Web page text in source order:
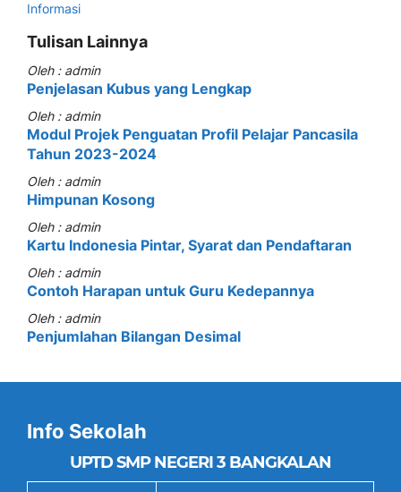
Informasi
Tulisan Lainnya
Oleh : admin
Penjelasan Kubus yang Lengkap
Oleh : admin
Modul Projek Penguatan Profil Pelajar Pancasila
Tahun 2023-2024
Oleh : admin
Himpunan Kosong
Oleh : admin
Kartu Indonesia Pintar, Syarat dan Pendaftaran
Oleh : admin
Contoh Harapan untuk Guru Kedepannya
Oleh : admin
Penjumlahan Bilangan Desimal
Info Sekolah
UPTD SMP NEGERI 3 BANGKALAN